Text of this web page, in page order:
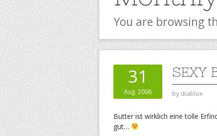
You are browsing
31
Aug. 2006
SEXY
by diablox
Butter ist wirklich eine tolle
gut…